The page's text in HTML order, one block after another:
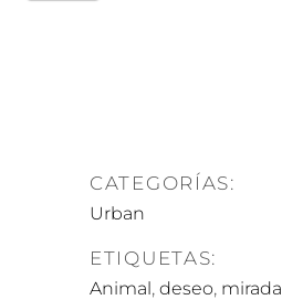
CATEGORÍAS:
Urban
ETIQUETAS:
Animal, deseo, mirada